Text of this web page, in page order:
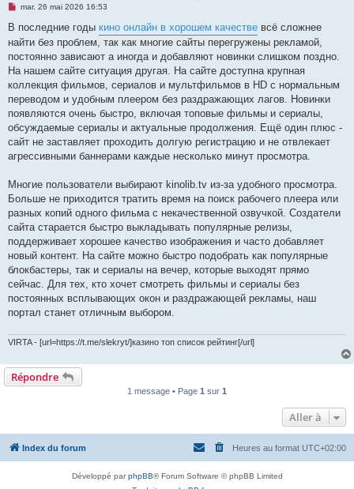
M
s
a
g
e
n
o
n
l
u
mar. 26 mai 2026 16:53
В последние годы кино онлайн в хорошем качестве всё сложнее
найти без проблем, так как многие сайты перегружены рекламой,
постоянно зависают а иногда и добавляют новинки слишком поздно.
На нашем сайте ситуация другая. На сайте доступна крупная
коллекция фильмов, сериалов и мультфильмов в HD с нормальным
переводом и удобным плеером без раздражающих лагов. Новинки
появляются очень быстро, включая топовые фильмы и сериалы,
обсуждаемые сериалы и актуальные продолжения. Ещё один плюс -
сайт не заставляет проходить долгую регистрацию и не отвлекает
агрессивными баннерами каждые несколько минут просмотра.
Многие пользователи выбирают kinolib.tv из-за удобного просмотра.
Больше не приходится тратить время на поиск рабочего плеера или
разных копий одного фильма с некачественной озвучкой. Создатели
сайта старается быстро выкладывать популярные релизы,
поддерживает хорошее качество изображения и часто добавляет
новый контент. На сайте можно быстро подобрать как популярные
блокбастеры, так и сериалы на вечер, которые выходят прямо
сейчас. Для тех, кто хочет смотреть фильмы и сериалы без
постоянных всплывающих окон и раздражающей рекламы, наш
портал станет отличным выбором.
VIRTA - [url=https://t.me/slekryt/]казино топ список рейтинг[/url]
Répondre
1 message • Page 1 sur 1
Aller à
Index du forum Heures au format UTC+02:00
Développé parphpBB® Forum Software © phpBB Limited